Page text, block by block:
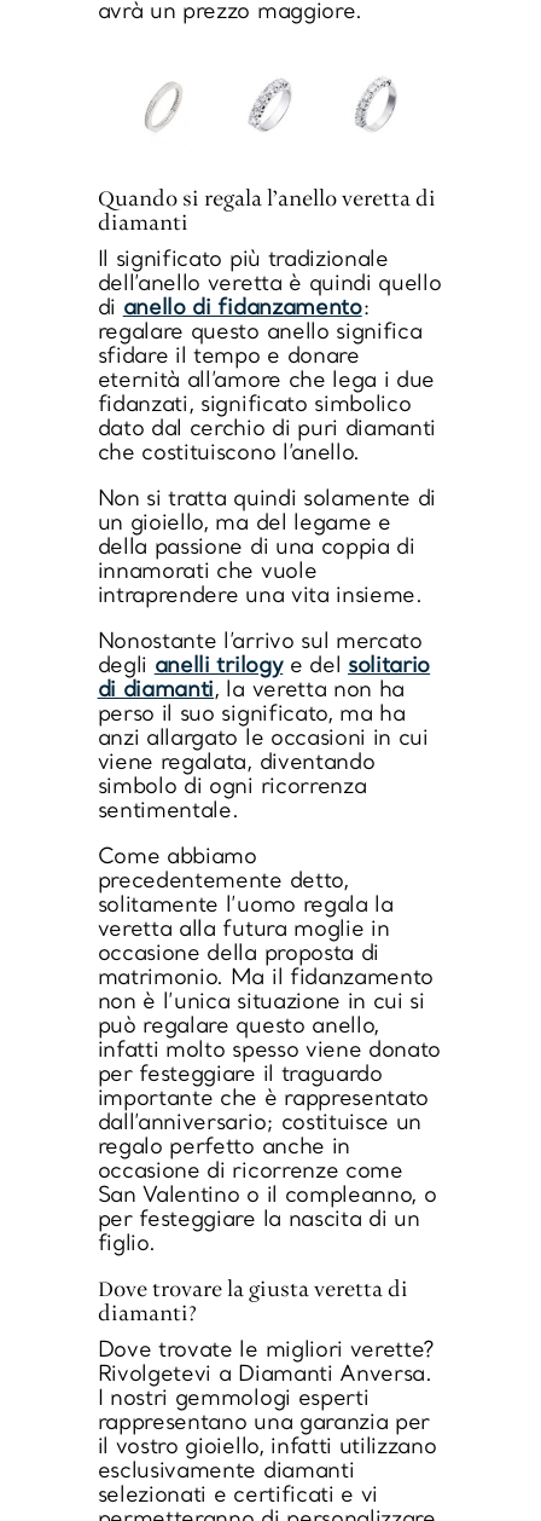
avrà un prezzo maggiore.
Quando si regala l’anello veretta di
diamanti
significato più tradizionale
dell’anello veretta è quindi quello
di anello di fidanzamento:
regalare questo anello significa
sfidare il tempo e donare
eternità all’amore che lega i due
fidanzati, significato simbolico
dato dal cerchio di puri diamanti
che costituiscono l’anello.
Non si tratta quindi solamente di
un gioiello, ma del legame e
della passione di una coppia di
innamorati che vuole
intraprendere una vita insieme.
Nonostante l’arrivo sul mercato
degli anelli trilogye del solitario
di diamanti, la veretta non ha
perso il suo significato, ma ha
anzi allargato le occasioni in cui
viene regalata, diventando
simbolo di ogni ricorrenza
sentimentale.
Come abbiamo
precedentemente detto,
solitamente l’uomo regala la
veretta alla futura moglie in
occasione della proposta di
matrimonio. Ma il fidanzamento
non è l’unica situazione in cui si
può regalare questo anello,
infatti molto spesso viene donato
per festeggiare il traguardo
importante che è rappresentato
dall’anniversario; costituisce un
regalo perfetto anche in
occasione di ricorrenze come
San Valentino o il compleanno, o
per festeggiare la nascita di un
figlio.
Dove trovare la giusta veretta di
diamanti?
Dove trovate le migliori verette?
Rivolgetevi a Diamanti Anversa.
I nostri gemmologi esperti
rappresentano una garanzia per
il vostro gioiello, infatti utilizzano
esclusivamente diamanti
selezionati e certificati e vi